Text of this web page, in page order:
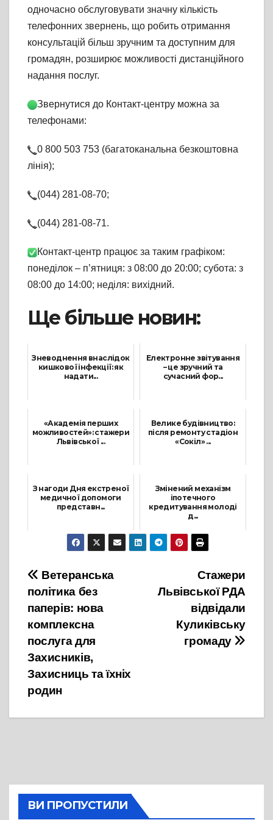
одночасно обслуговувати значну кількість
телефонних звернень, що робить отримання
консультацій більш зручним та доступним для
громадян, розширює можливості дистанційного
надання послуг.
Звернутися до Контакт-центру можна за
телефонами:
0 800 503 753 (багатоканальна безкоштовна
лінія);
(044) 281-08-70;
(044) 281-08-71.
Контакт-центр працює за таким графіком:
понеділок – п’ятниця: з 08:00 до 20:00; субота: з
08:00 до 14:00; неділя: вихідний.
Ще більше новин:
Зневоднення внаслідок
кишкової інфекції: як
надати...
Електронне звітування
– це зручний та
сучасний фор...
«Академія перших
можливостей»: стажери
Львівської ...
Велике будівництво:
після ремонту стадіон
«Сокіл» ...
З нагоди Дня екстреної
медичної допомоги
представн...
28 Травня, 2026
Змінений механізм
іпотечного
кредитування молоді
д...
20 Жовтня, 2023
Навігація
записів
Стажери
Львівської РДА
відвідали
Куликівську
громаду
Ветеранська
політика без
паперів: нова
комплексна
послуга для
Захисників,
Захисниць та їхніх
родин
ВИ ПРОПУСТИЛИ